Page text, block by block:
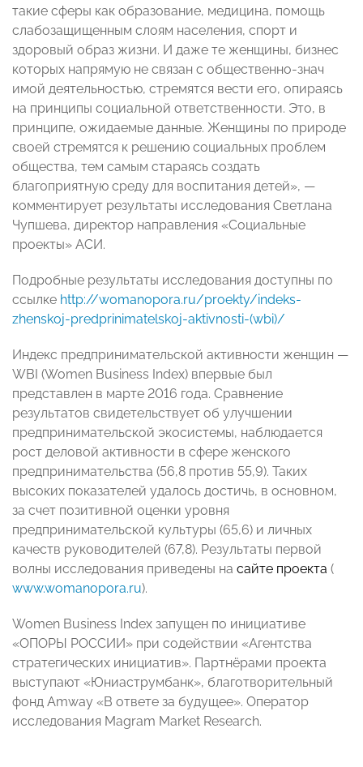
такие сферы как образование, медицина, помощь
слабозащищенным слоям населения, спорт и
здоровый образ жизни. И даже те женщины, бизнес
которых напрямую не связан с общественно-знач
имой деятельностью, стремятся вести его, опираясь
на принципы социальной ответственности. Это, в
принципе, ожидаемые данные. Женщины по природе
своей стремятся к решению социальных проблем
общества, тем самым стараясь создать
благоприятную среду для воспитания детей», —
комментирует результаты исследования Светлана
Чупшева, директор направления «Социальные
проекты» АСИ.
Подробные результаты исследования доступны по
ссылке http://womanopora.ru/proekty/indeks-
zhenskoj-predprinimatelskoj-aktivnosti-(wbi)/
Индекс предпринимательской активности женщин —
WBI (Women Business Index) впервые был
представлен в марте 2016 года. Сравнение
результатов свидетельствует об улучшении
предпринимательской экосистемы, наблюдается
рост деловой активности в сфере женского
предпринимательства (56,8 против 55,9). Таких
высоких показателей удалось достичь, в основном,
за счет позитивной оценки уровня
предпринимательской культуры (65,6) и личных
качеств руководителей (67,8). Результаты первой
волны исследования приведены на сайте проекта (
www.womаnopora.ru).
Women Business Index запущен по инициативе
«ОПОРЫ РОССИИ» при содействии «Агентства
стратегических инициатив». Партнёрами проекта
выступают «Юниаструмбанк», благотворительный
фонд Amway «В ответе за будущее». Оператор
исследования Magram Market Research.